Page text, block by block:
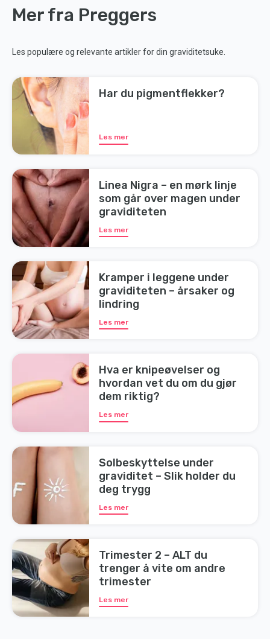
Mer fra Preggers
Les populære og relevante artikler for din graviditetsuke.
Har du pigmentflekker?
Les mer
Linea Nigra – en mørk linje
som går over magen under
graviditeten
Les mer
Kramper i leggene under
graviditeten – årsaker og
lindring
Les mer
Hva er knipeøvelser og
hvordan vet du om du gjør
dem riktig?
Les mer
Solbeskyttelse under
graviditet – Slik holder du
deg trygg
Les mer
Trimester 2 – ALT du
trenger å vite om andre
trimester
Les mer